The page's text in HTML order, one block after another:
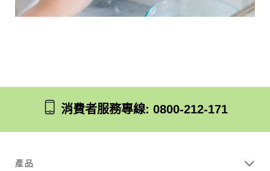
消費者服務專線: 0800-212-171
產品